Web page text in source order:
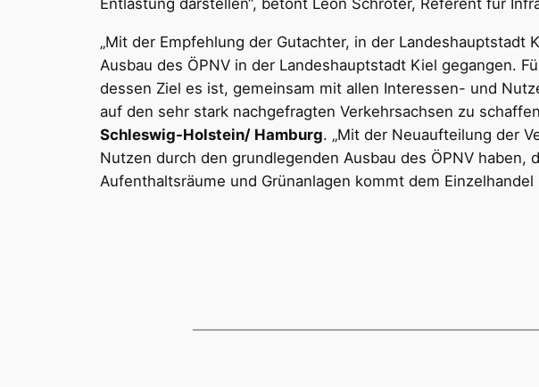
„Mit der Empfehlung der Gutachter, in der
Ausbau des ÖPNV in der Landeshauptstadt Kiel gegangen.
dessen Ziel es ist, gemeinsam mit allen Interessen- und
auf den sehr stark nachgefragten Verkehrsachsen zu
Schleswig-Holstein/ Hamburg. „Mit der Neuaufteilung der
Nutzen durch den grundlegenden Ausbau des ÖPNV
Aufenthaltsräume und Grünanlagen kommt dem